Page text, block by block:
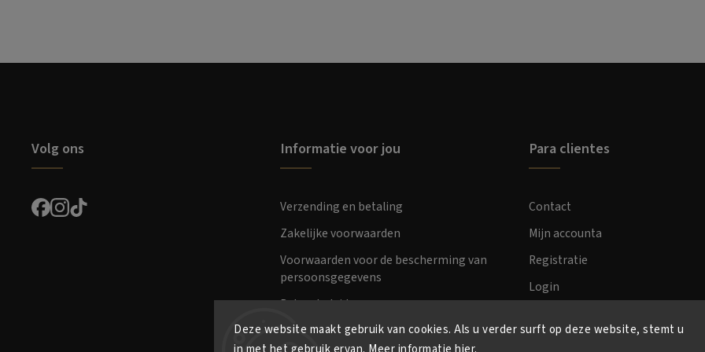
Deze website maakt gebruik van cookies. Als u verder surft op deze website, stemt u
Volg ons Informatie voor jou
Verzending en betaling
Zakelijke voorwaarden
Voorwaarden voor de bescherming van
persoonsgegevens
Retourbeleid
Para clientes
Contact
Mijn accounta
Registratie
Login